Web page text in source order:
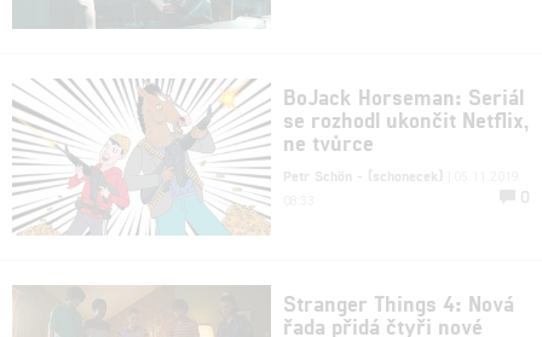
BoJack Horseman: Seriál
se rozhodl ukončit Netflix,
ne tvůrce
Petr Schön - (schonecek)
0
Stranger Things 4: Nová
řada přidá čtyři nové